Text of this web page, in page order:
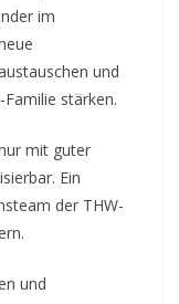
im
und
stärken.
mit guter
Ein
der THW-
und